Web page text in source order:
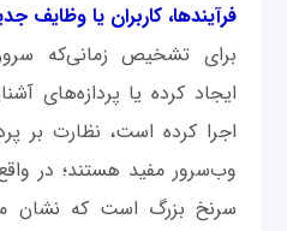
فرآیندها، کاربران یا وظایف
برای تشخیص زمانی‌که
ایجاد کرده یا پردازه‌های
اجرا کرده است، نظارت بر
وب‌سرور مفید‌ هستند؛ در
سرنخ بزرگ است که نشان